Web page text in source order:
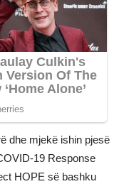
dhe mjekë ishin pjesë
19 Response
HOPE së bashku